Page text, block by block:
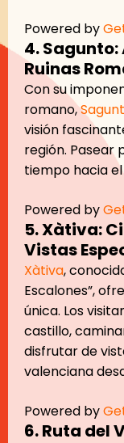
Powered by
4.
Ruinas
Con su
romano,
visión
región. Pasear
tiempo hacia
Powered by
5. Xàtiva:
Vistas
Xàtiva,
Escalones”,
única. Los
castillo,
disfrutar de
valenciana
Powered by
6. Ruta del